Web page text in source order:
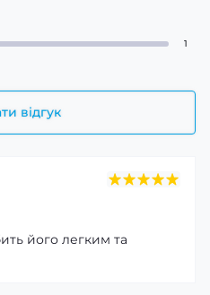
відгук
1
його легким та